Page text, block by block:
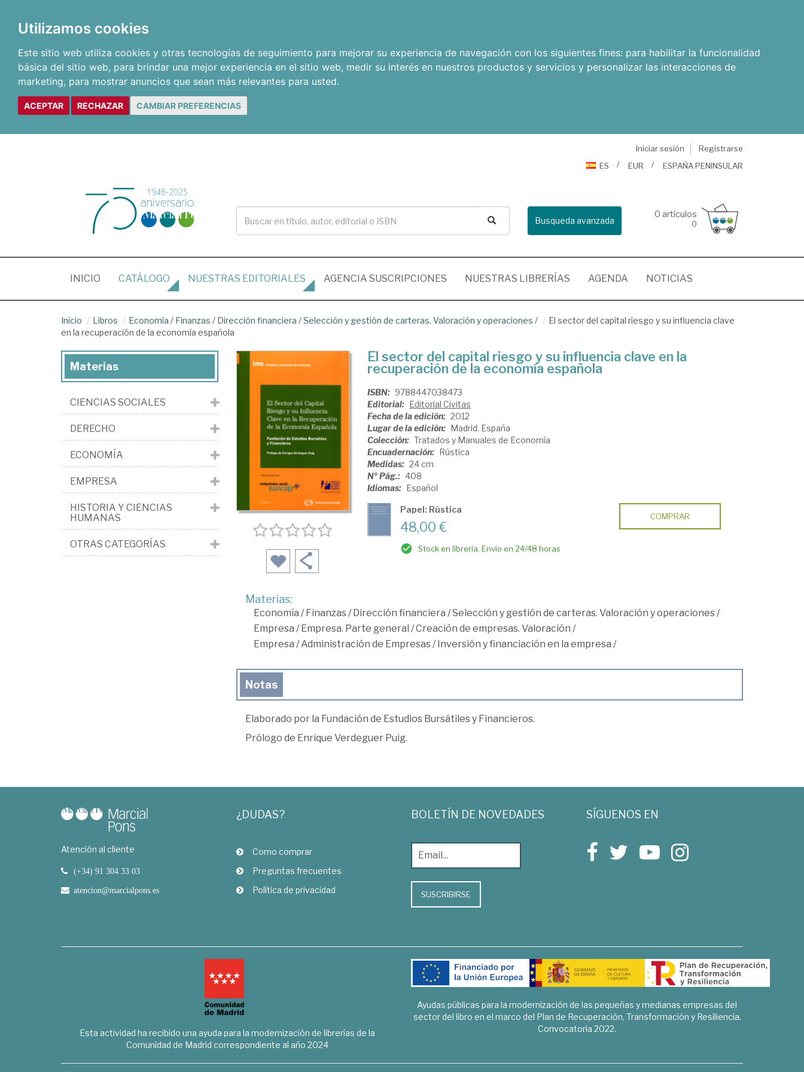
Utilizamos cookies
Este sitio web utiliza cookies y otras tecnologías de seguimiento para mejorar su experiencia de navegación con los siguientes fines: para habilitar la funcionalidad
básica del sitio web, para brindar una mejor experiencia en el sitio web, medir su interés en nuestros productos y servicios y personalizar las interacciones de
marketing, para mostrar anuncios que sean más relevantes para usted.
ACEPTAR RECHAZAR CAMBIAR PREFERENCIAS
Iniciar sesión
Registrarse
ES
EUR ESPAÑA PENINSULAR
Busqueda avanzada
0 artículos
0
INICIO (CURRENT)
CATÁLOGO NUESTRAS EDITORIALES AGENCIA SUSCRIPCIONES NUESTRAS LIBRERÍAS AGENDA NOTICIAS
Inicio Libros Economía / Finanzas / Dirección financiera /Selección y gestión de carteras. Valoración y operaciones /
El sector del capital riesgo y su influencia clave
en la recuperación de la economía española
El sector del capital riesgo y su influencia clave en la
recuperación de la economía española
ISBN: 9788447038473
Editorial: Editorial Civitas
Fecha de la edición: 2012
Lugar de la edición: Madrid. España
Colección: Tratados y Manuales de Economía
Encuadernación: Rústica
Medidas: 24 cm
Nº Pág.: 408
Idiomas: Español
Papel: Rústica
48,00 €
Stock en librería. Envío en 24/48 horas
COMPRAR
Materias:
Economía /Finanzas/Dirección financiera /Selección y gestión de carteras. Valoración y operaciones/
Empresa /Empresa. Parte general /Creación de empresas. Valoración /
Empresa /Administración de Empresas/Inversión y financiación en la empresa /
Notas
Elaborado por la Fundación de Estudios Bursátiles y Financieros.
Prólogo de Enrique Verdeguer Puig.
Materias
CIENCIAS SOCIALES
DERECHO
ECONOMÍA
EMPRESA
HISTORIA Y CIENCIAS
HUMANAS
OTRAS CATEGORÍAS
Atención al cliente
(+34) 91 304 33 03
atencion@marcialpons.es
¿DUDAS?
Como comprar
Preguntas frecuentes
Política de privacidad
BOLETÍN DE NOVEDADES
SUSCRIBIRSE
SÍGUENOS EN
Esta actividad ha recibido una ayuda para la modernización de librerías de la
Comunidad de Madrid correspondiente al año 2024
Ayudas públicas para la modernización de las pequeñas y medianas empresas del
sector del libro en el marco del Plan de Recuperación, Transformación y Resiliencia.
Convocatoria 2022.